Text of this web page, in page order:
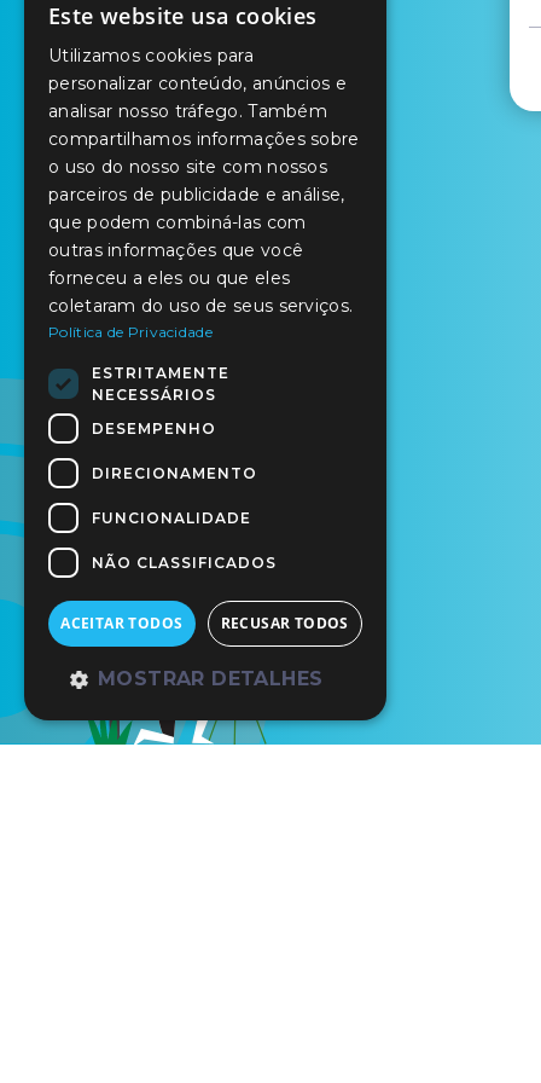
PORTUGUESE
ENGLISH
SPANISH
Este website usa cookies
Utilizamos cookies para
personalizar conteúdo, anúncios e
analisar nosso tráfego. Também
compartilhamos informações sobre
o uso do nosso site com nossos
parceiros de publicidade e análise,
que podem combiná-las com
outras informações que você
forneceu a eles ou que eles
coletaram do uso de seus serviços.
Política de Privacidade
ESTRITAMENTE
NECESSÁRIOS
DESEMPENHO
DIRECIONAMENTO
FUNCIONALIDADE
NÃO CLASSIFICADOS
ACEITAR TODOS RECUSAR TODOS
MOSTRAR DETALHES